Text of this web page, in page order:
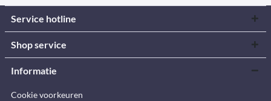
Service hotline
Shop service
Informatie
Cookie voorkeuren